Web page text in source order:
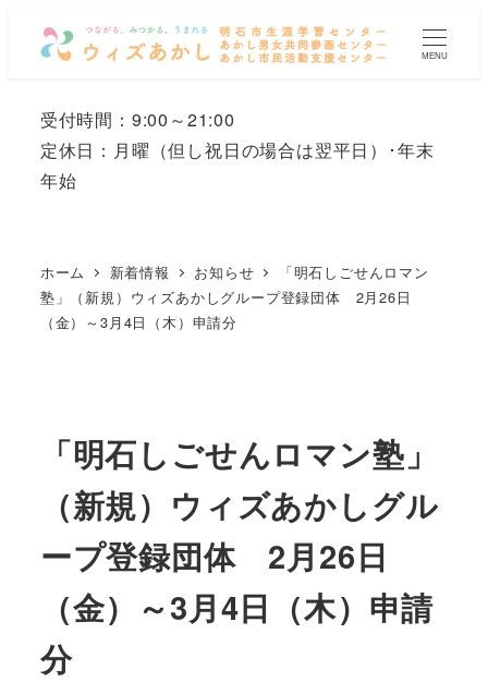
MENU
受付時間：9:00～21:00
定休日：月曜 （但し祝日の場合は翌平日）
･年末
年始
ホーム 新着情報 お知らせ
「明石しごせんロマン
塾」（新規）ウィズあかしグループ登録団体 2月26日
（金）～3月4日（木）申請分
「明石しごせんロマン塾」
（新規）ウィズあかしグル
ープ登録団体 2月26日
（金）～3月4日（木）申請
分